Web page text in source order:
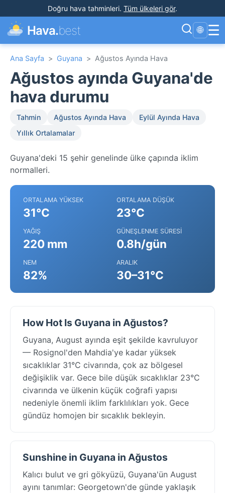
Doğru hava tahminleri. Tüm ülkeleri gör.
Hava.best 🌐 ☰
Ana Sayfa > Guyana > Ağustos Ayında Hava
Ağustos ayında Guyana'de
hava durumu
Tahmin Ağustos Ayında Hava
Eylül Ayında Hava
Yıllık Ortalamalar
Guyana'deki 15 şehir genelinde ülke çapında iklim
normalleri.
ORTALAMA YÜKSEK
31°C
ORTALAMA DÜŞÜK
23°C
YAĞIŞ
220 mm
GÜNEŞLENME SÜRESI
0.8h/gün
NEM
82%
ARALIK
30–31°C
How Hot Is Guyana in Ağustos?
Guyana, August ayında eşit şekilde kavruluyor
— Rosignol'den Mahdia'ye kadar yüksek
sıcaklıklar 31°C civarında, çok az bölgesel
değişiklik var. Gece bile düşük sıcaklıklar 23°C
civarında ve ülkenin küçük coğrafi yapısı
nedeniyle önemli iklim farklılıkları yok. Gece
gündüz homojen bir sıcaklık bekleyin.
Sunshine in Guyana in Ağustos
Kalıcı bulut ve gri gökyüzü, Guyana'ün August
ayını tanımlar: Georgetown'de günde yaklaşık